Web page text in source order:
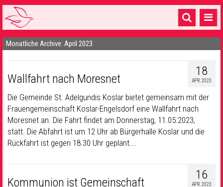
Startseite
16 Gemeinden & mehr
Gottesdienste & Sinnsuche
Sakramente & Feste
Gemeinschaft & Soziales
Monatliche Archive: April 2023
18
APR. 2023
Wallfahrt nach Moresnet
Die Gemeinde St. Adelgundis Koslar bietet gemeinsam mit der
Frauengemeinschaft Koslar-Engelsdorf eine Wallfahrt nach
Moresnet an. Die Fahrt findet am Donnerstag, 11.05.2023,
statt. Die Abfahrt ist um 12 Uhr ab Bürgerhalle Koslar und die
Rückfahrt ist gegen 18.30 Uhr geplant.…
16
APR. 2023
Kommunion ist Gemeinschaft